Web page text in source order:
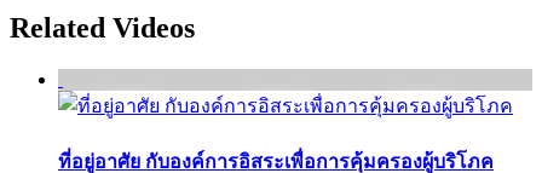
Related Videos
ที่อยู่อาศัย กับองค์การอิสระเพื่อการคุ้มครองผู้บริโภค